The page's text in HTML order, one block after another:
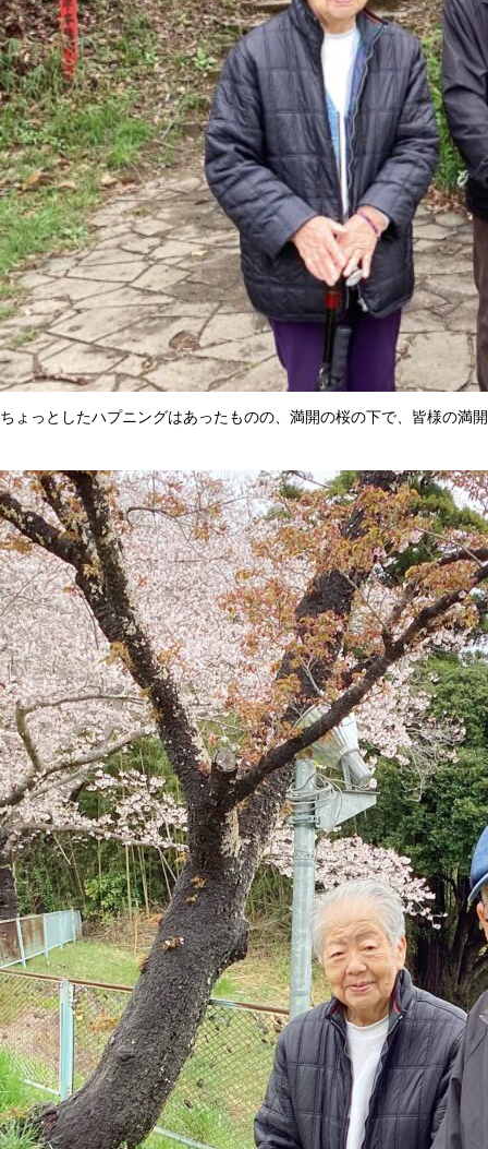
ちょっとしたハプニングはあったものの、満開の桜の下で、皆様の満